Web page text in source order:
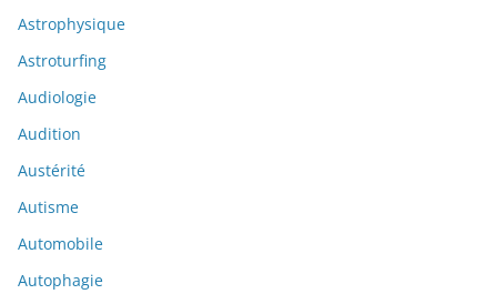
Astrophysique
Astroturfing
Audiologie
Audition
Austérité
Autisme
Automobile
Autophagie